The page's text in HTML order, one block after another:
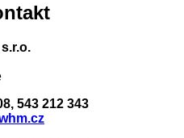
543 212 343